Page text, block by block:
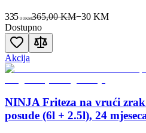
335 00KM365,00 KM−30 KM
Dostupno
Akcija
NINJA Friteza na vrući
posude (6l + 2.5l), 24